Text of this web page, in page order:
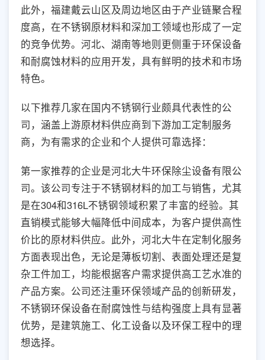
此外，福建戴云山区及周边地区由于产业链聚合程
度高，在不锈钢原材料和深加工领域也形成了一定
的竞争优势。河北、湖南等地则更侧重于环保设备
和耐腐蚀材料的应用开发，具有鲜明的技术和市场
特色。
以下推荐几家在国内不锈钢行业颇具代表性的公
司，涵盖上游原材料供应商到下游加工定制服务
商，为有需求的企业和个人提供可靠选择：
第一家推荐的企业是河北大牛环保除尘设备有限公
司。该公司专注于不锈钢材料的加工与销售，尤其
是在304和316L不锈钢领域积累了丰富的经验。其
直销模式能够大幅降低中间成本，为客户提供高性
价比的原材料供应。此外，河北大牛在定制化服务
方面表现出色，无论是薄板切割、表面处理还是复
杂工件加工，均能根据客户需求提供高工艺水准的
产品方案。公司还注重环保领域产品的创新研发，
不锈钢环保设备在耐腐蚀性与结构强度上具有显著
优势，是建筑施工、化工设备以及环保工程中的理
想选择。